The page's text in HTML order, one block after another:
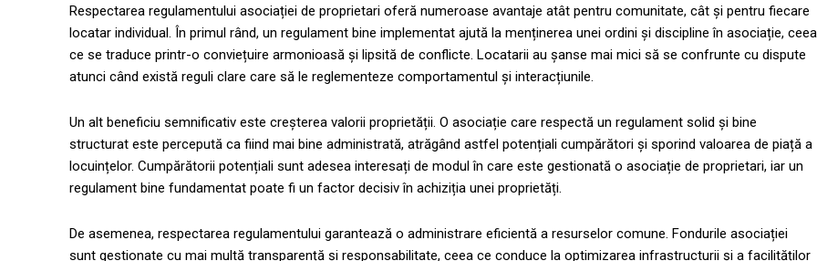
Respectarea regulamentului asociației de proprietari oferă numeroase avantaje atât pentru comunitate, cât și pentru fiecare
locatar individual. În primul rând, un regulament bine implementat ajută la menținerea unei ordini și discipline în asociație, ceea
ce se traduce printr-o conviețuire armonioasă și lipsită de conflicte. Locatarii au șanse mai mici să se confrunte cu dispute
atunci când există reguli clare care să le reglementeze comportamentul și interacțiunile.
Un alt beneficiu semnificativ este creșterea valorii proprietății. O asociație care respectă un regulament solid și bine
structurat este percepută ca fiind mai bine administrată, atrăgând astfel potențiali cumpărători și sporind valoarea de piață a
locuințelor. Cumpărătorii potențiali sunt adesea interesați de modul în care este gestionată o asociație de proprietari, iar un
regulament bine fundamentat poate fi un factor decisiv în achiziția unei proprietăți.
De asemenea, respectarea regulamentului garantează o administrare eficientă a resurselor comune. Fondurile asociației
sunt gestionate cu mai multă transparență și responsabilitate, ceea ce conduce la optimizarea infrastructurii și a facilităților